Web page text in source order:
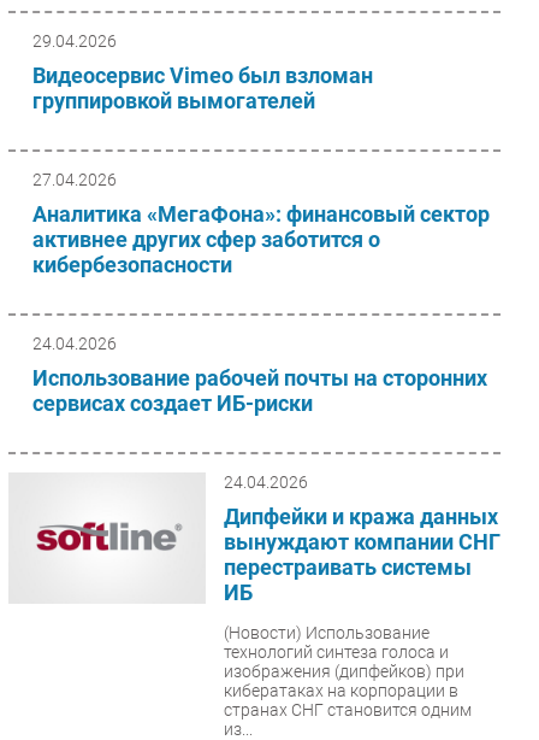
фокусом на инновации,
29.04.2026
Видеосервис Vimeo был взломан
группировкой вымогателей
27.04.2026
Аналитика «МегаФона»: финансовый сектор
активнее других сфер заботится о
кибербезопасности
24.04.2026
Использование рабочей почты на сторонних
сервисах создает ИБ-риски
24.04.2026
Дипфейки и кража данных
вынуждают компании СНГ
перестраивать системы
ИБ
(Новости) Использование
технологий синтеза голоса и
изображения (дипфейков) при
кибератаках на корпорации в
странах СНГ становится одним
из...